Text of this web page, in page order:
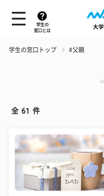
学生の
窓口とは
学生の窓口トップ #父親
全 61 件